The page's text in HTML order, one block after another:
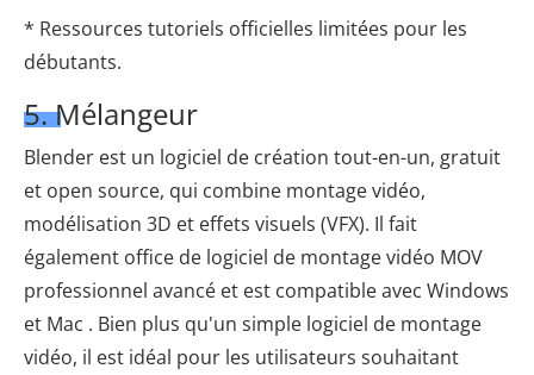
* Ressources tutoriels officielles limitées pour les
débutants.
5. Mélangeur
Blender est un logiciel de création tout-en-un, gratuit
et open source, qui combine montage vidéo,
modélisation 3D et effets visuels (VFX). Il fait
également office de logiciel de montage vidéo MOV
professionnel avancé et est compatible avec Windows
et Mac . Bien plus qu'un simple logiciel de montage
vidéo, il est idéal pour les utilisateurs souhaitant